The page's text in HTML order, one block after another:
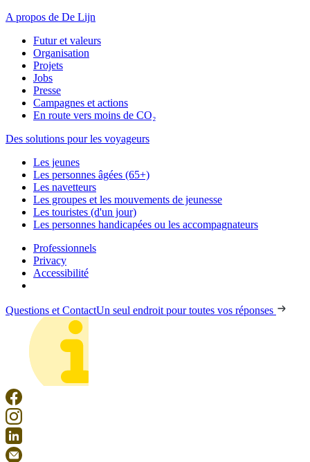
A propos de De Lijn
Futur et valeurs
Organisation
Projets
Jobs
Presse
Campagnes et actions
En route vers moins de CO₂
Des solutions pour les voyageurs
Les jeunes
Les personnes âgées (65+)
Les navetteurs
Les groupes et les mouvements de jeunesse
Les touristes (d'un jour)
Les personnes handicapées ou les accompagnateurs
Professionnels
Privacy
Accessibilité
Questions et ContactUn seul endroit pour toutes vos réponses